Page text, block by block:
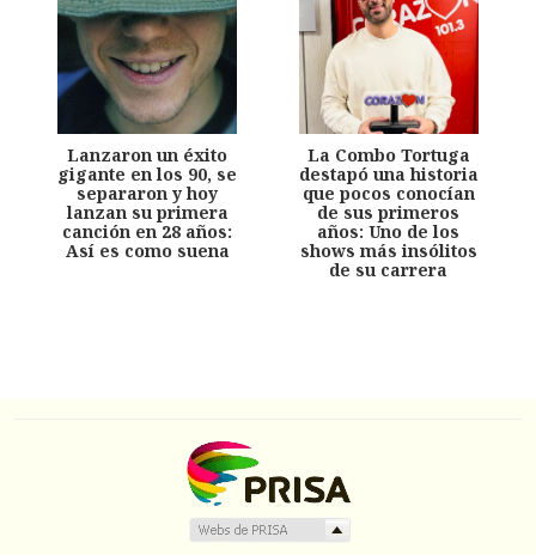
Lanzaron un éxito
gigante en los 90, se
separaron y hoy
lanzan su primera
canción en 28 años:
Así es como suena
La Combo Tortuga
destapó una historia
que pocos conocían
de sus primeros
años: Uno de los
shows más insólitos
de su carrera